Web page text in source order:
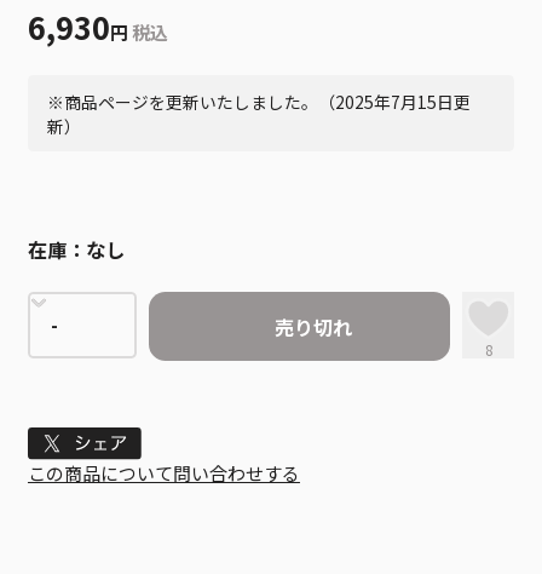
6,930円 税込
※商品ページを更新いたしました。（2025年7月15日更
新）
在庫： なし
売り切れ
8
Tweet
この商品について問い合わせする